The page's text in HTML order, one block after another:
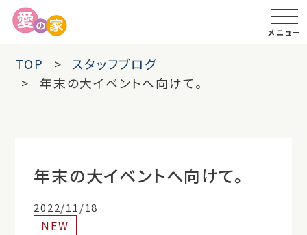
メニュー
TOP
スタッフブログ
年末の大イベントへ向けて。
年末の大イベントへ向けて。
2022/11/18
NEW